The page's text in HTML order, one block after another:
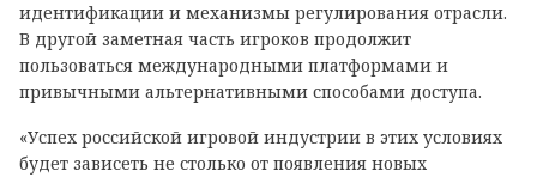
идентификации и механизмы регулирования отрасли.
В другой заметная часть игроков продолжит
пользоваться международными платформами и
привычными альтернативными способами доступа.
«Успех российской игровой индустрии в этих условиях
будет зависеть не столько от появления новых